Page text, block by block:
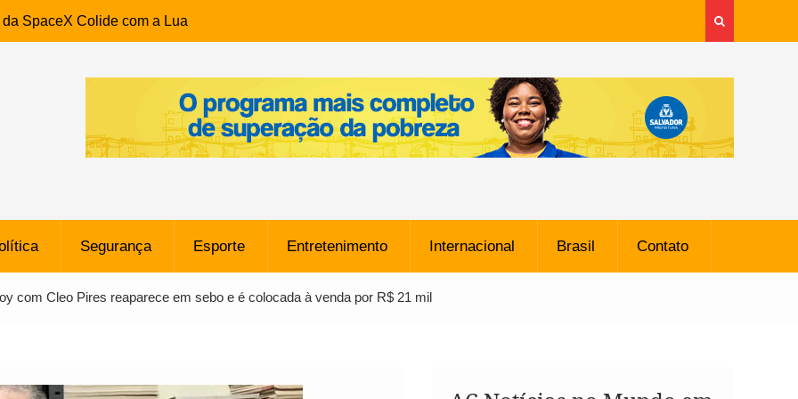
SpaceX Colide com a Lua
Metros, Afirma a Nasa
Cabo Daciolo Tem
em Frente a
da Mata Escura, em
B: Lateral revelado pelo
ligada a ‘Zói de Gato’, do
Segurança Esporte Entretenimento Internacional Brasil Contato
com Cleo Pires reaparece em sebo e é colocada à venda por R$ 21 mil